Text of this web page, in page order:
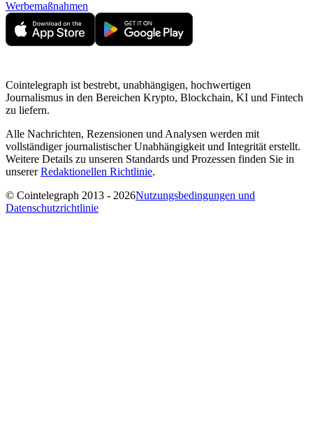
Werbemaßnahmen
Cointelegraph ist bestrebt, unabhängigen, hochwertigen
Journalismus in den Bereichen Krypto, Blockchain, KI und Fintech
zu liefern.
Alle Nachrichten, Rezensionen und Analysen werden mit
vollständiger journalistischer Unabhängigkeit und Integrität erstellt.
Weitere Details zu unseren Standards und Prozessen finden Sie in
unsererRedaktionellen Richtlinie.
© Cointelegraph 2013 - 2026Nutzungsbedingungen und
Datenschutzrichtlinie